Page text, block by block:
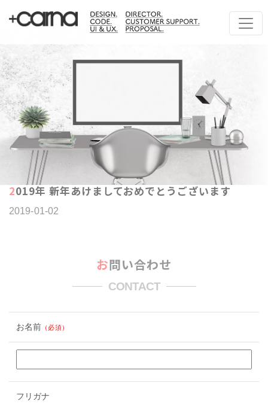
2019年 新年あけましておめでとうございます
2019-01-02
お問い合わせ
CONTACT
お名前 （必須）
フリガナ